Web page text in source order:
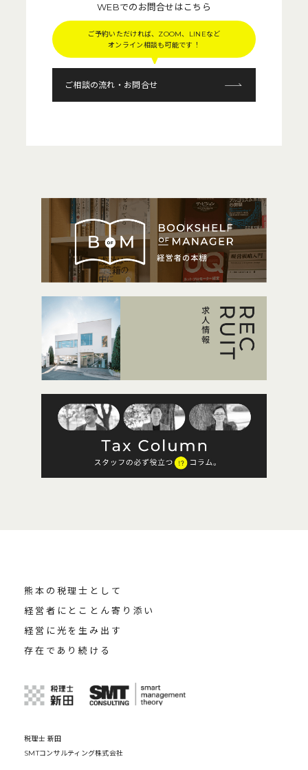
WEBでのお問合せはこちら
ご予約いただければ、ZOOM、LINEなど
オンライン相談も可能です！
ご相談の流れ・お問合せ
熊本の税理士として
経営者にとことん寄り添い
経営に光を生み出す
存在であり続ける
税理士 新田
SMTコンサルティング株式会社